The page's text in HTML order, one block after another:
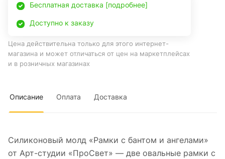
Бесплатная доставка [подробнее]
Доступно к заказу
Цена действительна только для этого интернет-
магазина и может отличаться от цен на маркетплейсах
и в розничных магазинах
Описание Оплата Доставка
Силиконовый молд «Рамки с бантом и ангелами»
от Арт-студии «ПроСвет» — две овальные рамки с